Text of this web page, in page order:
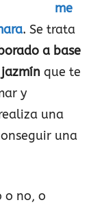
me
. Se trata
a base
que te
y
una
una
o no, o